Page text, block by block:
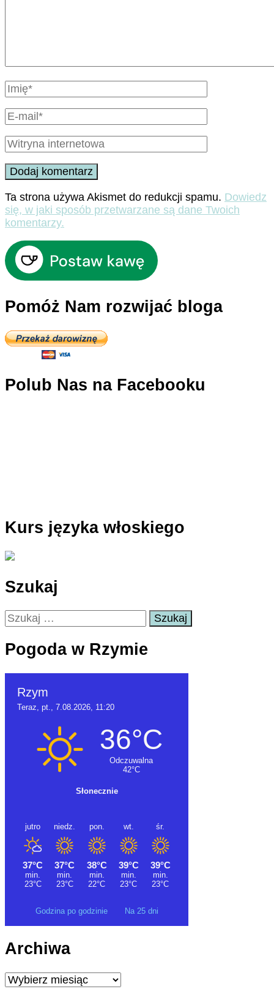
Ta strona używa Akismet do redukcji spamu. Dowiedz
się, w jaki sposób przetwarzane są dane Twoich
komentarzy.
Pomóż Nam rozwijać bloga
Polub Nas na Facebooku
Kurs języka włoskiego
Szukaj
Szukaj:
Pogoda w Rzymie
Godzina po godzinie Na 25 dni
Archiwa
Archiwa